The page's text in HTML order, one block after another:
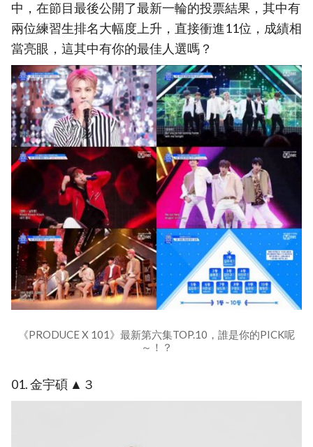
中，在節目最後公開了最新一輪的投票結果，其中有
兩位練習生排名大幅度上升，直接衝進11位，成績相
當亮眼，這其中有你的最佳人選嗎？
《PRODUCE X 101》最新第六集TOP.10，誰是你的PICK呢
～！？
01. 金宇碩 ▲３